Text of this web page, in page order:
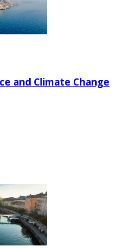
and Climate Change